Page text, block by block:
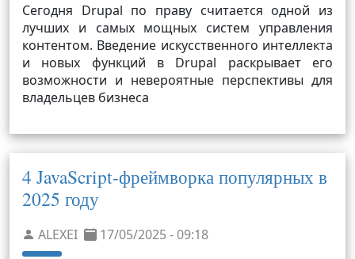
Сегодня Drupal по праву считается одной из
лучших и самых мощных систем управления
контентом. Введение искусственного интеллекта
и новых функций в Drupal раскрывает его
возможности и невероятные перспективы для
владельцев бизнеса
4 JavaScript-фреймворка популярных в
2025 году
ALEXEI 17/05/2025 - 09:18